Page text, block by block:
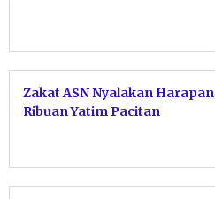
Zakat ASN Nyalakan Harapan
Ribuan Yatim Pacitan